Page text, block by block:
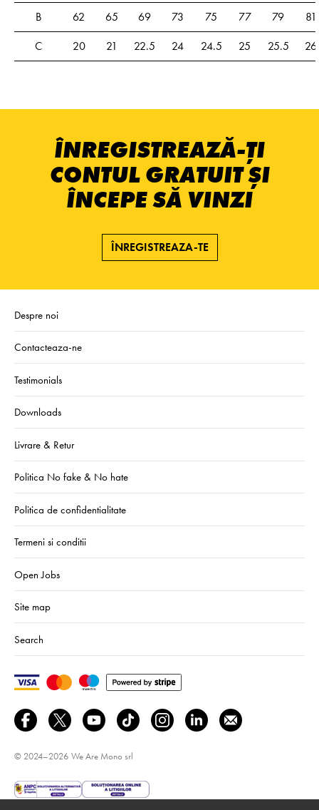
B
62 65 69 73 75 77 79
81
C
20 21 22.5 24 24.5 25 25.5 26
ÎNREGISTREAZĂ-ȚI
CONTUL GRATUIT ȘI
ÎNCEPE SĂ VINZI
ÎNREGISTREAZA-TE
Despre noi
Contacteaza-ne
Testimonials
Downloads
Livrare & Retur
Politica No fake & No hate
Politica de confidentialitate
Termeni si conditii
Open Jobs
Site map
Search
© 2024–2026 We Are Mono srl